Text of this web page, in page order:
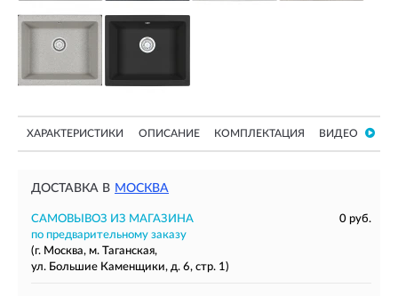
ХАРАКТЕРИСТИКИ ОПИСАНИЕ КОМПЛЕКТАЦИЯ ВИДЕО
ДОСТАВКА В МОСКВА
САМОВЫВОЗ ИЗ МАГАЗИНА
0 руб.
по предварительному заказу
(г. Москва, м. Таганская,
ул. Большие Каменщики, д. 6, стр. 1)